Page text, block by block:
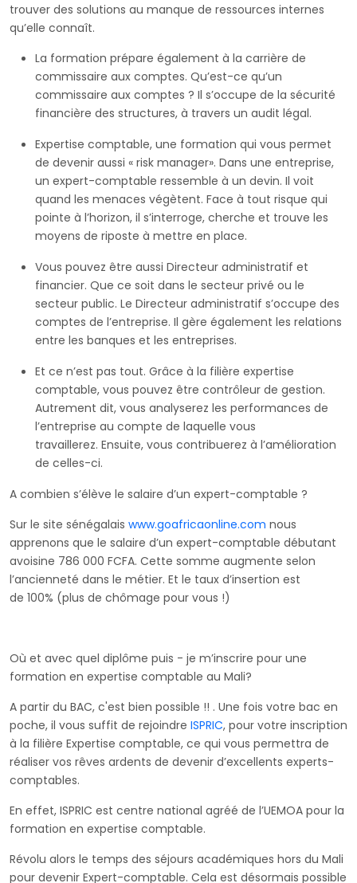
trouver des solutions au manque de ressources internes
qu’elle connaît.
La formation prépare également à la carrière de
commissaire aux comptes. Qu’est-ce qu’un
commissaire aux comptes ? Il s’occupe de la sécurité
financière des structures, à travers un audit légal.
Expertise comptable, une formation qui vous permet
de devenir aussi « risk manager». Dans une entreprise,
un expert-comptable ressemble à un devin. Il voit
quand les menaces végètent. Face à tout risque qui
pointe à l’horizon, il s’interroge, cherche et trouve les
moyens de riposte à mettre en place.
Vous pouvez être aussi Directeur administratif et
financier. Que ce soit dans le secteur privé ou le
secteur public. Le Directeur administratif s’occupe des
comptes de l’entreprise. Il gère également les relations
entre les banques et les entreprises.
Et ce n’est pas tout. Grâce à la filière expertise
comptable, vous pouvez être contrôleur de gestion.
Autrement dit, vous analyserez les performances de
l’entreprise au compte de laquelle vous
travaillerez. Ensuite, vous contribuerez à l’amélioration
de celles-ci.
A combien s’élève le salaire d’un expert-comptable ?
Sur le site sénégalais www.goafricaonline.com nous
apprenons que le salaire d’un expert-comptable débutant
avoisine 786 000 FCFA. Cette somme augmente selon
l’ancienneté dans le métier. Et le taux d’insertion est
de 100% (plus de chômage pour vous !)
Où et avec quel diplôme puis - je m’inscrire pour une
formation en expertise comptable au Mali?
A partir du BAC, c'est bien possible !! . Une fois votre bac en
poche, il vous suffit de rejoindre ISPRIC, pour votre inscription
à la filière Expertise comptable, ce qui vous permettra de
réaliser vos rêves ardents de devenir d’excellents experts-
comptables.
En effet, ISPRIC est centre national agréé de l’UEMOA pour la
formation en expertise comptable.
Révolu alors le temps des séjours académiques hors du Mali
pour devenir Expert-comptable. Cela est désormais possible